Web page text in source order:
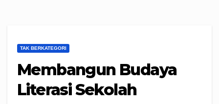
TAK BERKATEGORI
Membangun Budaya
Literasi Sekolah